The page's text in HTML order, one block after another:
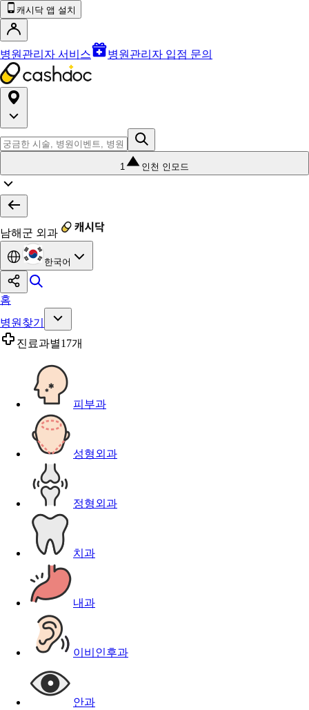
캐시닥 앱 설치
병원관리자 서비스 병원관리자 입점 문의
1 인천 인모드
남해군 외과
한국어
홈
병원찾기
진료과별17개
피부과
성형외과
정형외과
치과
내과
이비인후과
안과